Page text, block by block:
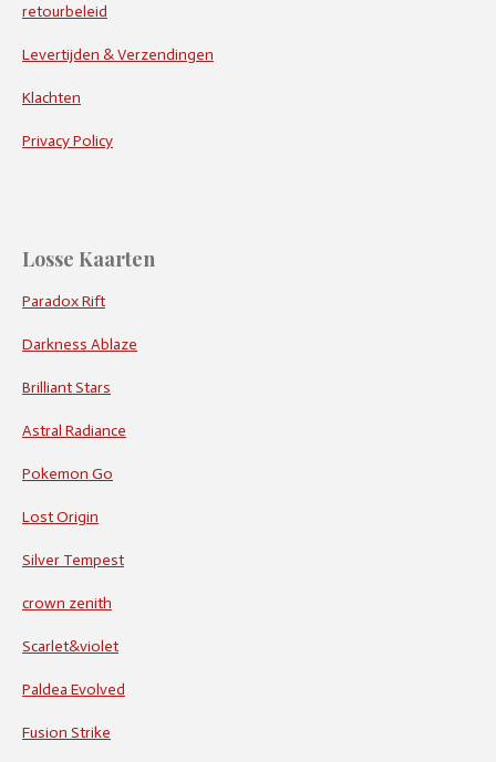
retourbeleid
Levertijden & Verzendingen
Klachten
Privacy Policy
Losse Kaarten
Paradox Rift
Darkness Ablaze
Brilliant Stars
Astral Radiance
Pokemon Go
Lost Origin
Silver Tempest
crown zenith
Scarlet&violet
Paldea Evolved
Fusion Strike